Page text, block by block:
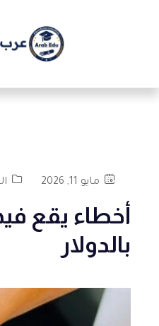
مايو 11, 2026
أخطاء يقع
بالدولار